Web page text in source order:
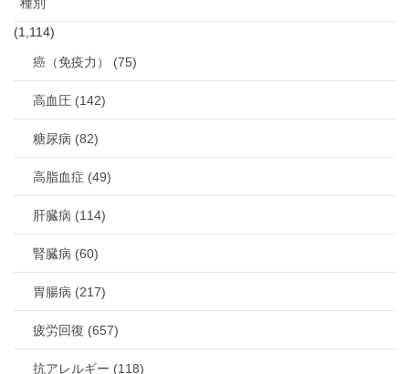
(1,114)
癌（免疫力） (75)
高血圧 (142)
糖尿病 (82)
高脂血症 (49)
肝臓病 (114)
腎臓病 (60)
胃腸病 (217)
疲労回復 (657)
抗アレルギー (118)